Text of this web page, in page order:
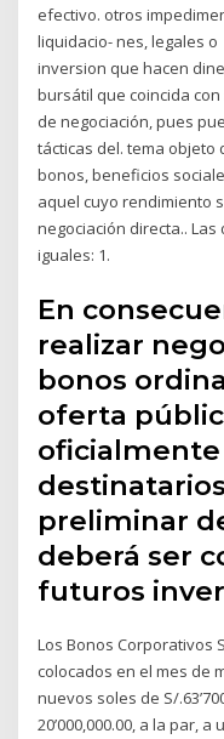
efectivo. otros
liquidacio- nes, legales
inversion que hacen
bursátil que coincida con
de negociación, pues
tácticas del. tema objeto
bonos, beneficios
aquel cuyo rendimiento
negociación directa..
iguales: 1.
En
realizar
bonos
oferta
oficialmente
preliminar
deberá ser
futuros
Los Bonos Corporativos
colocados en el mes de
nuevos soles de S/
20’000,000.00, a la par,